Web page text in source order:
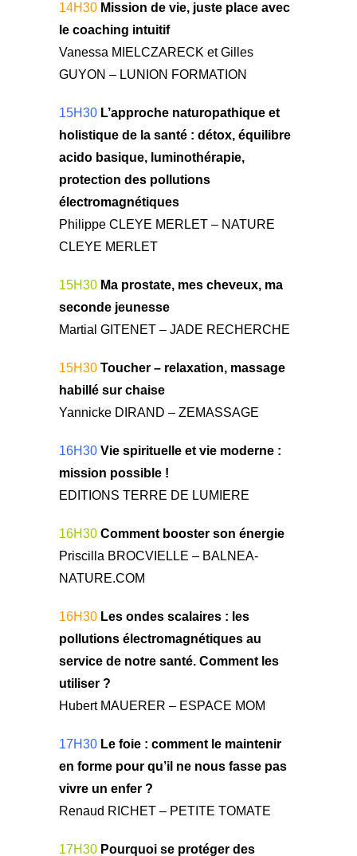
14H30 Mission de vie, juste place avec
le coaching intuitif
Vanessa MIELCZARECK et Gilles
GUYON – LUNION FORMATION
15H30 L’approche naturopathique et
holistique de la santé : détox, équilibre
acido basique, luminothérapie,
protection des pollutions
électromagnétiques
Philippe CLEYE MERLET – NATURE
CLEYE MERLET
15H30 Ma prostate, mes cheveux, ma
seconde jeunesse
Martial GITENET – JADE RECHERCHE
15H30 Toucher – relaxation, massage
habillé sur chaise
Yannicke DIRAND – ZEMASSAGE
16H30 Vie spirituelle et vie moderne :
mission possible !
EDITIONS TERRE DE LUMIERE
16H30 Comment booster son énergie
Priscilla BROCVIELLE – BALNEA-
NATURE.COM
16H30 Les ondes scalaires : les
pollutions électromagnétiques au
service de notre santé. Comment les
utiliser ?
Hubert MAUERER – ESPACE MOM
17H30 Le foie : comment le maintenir
en forme pour qu’il ne nous fasse pas
vivre un enfer ?
Renaud RICHET – PETITE TOMATE
17H30 Pourquoi se protéger des